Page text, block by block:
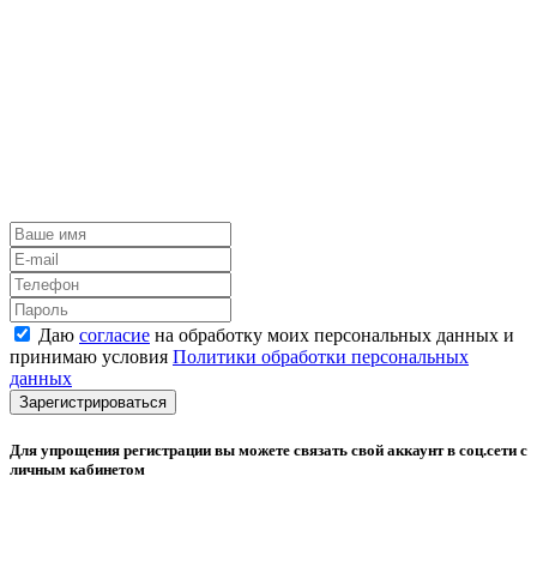
Даю согласие на обработку моих персональных данных и
принимаю условия Политики обработки персональных
данных
Зарегистрироваться
Для упрощения регистрации вы можете связать свой аккаунт в соц.сети с
личным кабинетом